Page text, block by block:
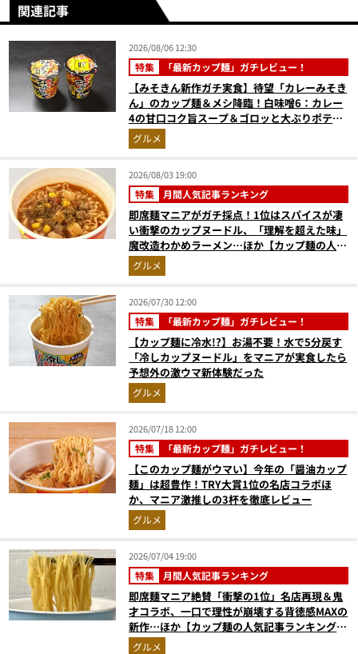
関連記事
2026/08/06 12:30
特集 「最新カップ麺」ガチレビュー！
【みそきん新作ガチ実食】待望「カレーみそき
ん」のカップ麺＆メシ降臨！白味噌6：カレー
4の甘口コク旨スープ＆ゴロッと大ぶりポテト
に歓喜
グルメ
2026/08/03 19:00
特集 月間人気記事ランキング
即席麺マニアがガチ採点！1位はスパイスが凄
い衝撃のカップヌードル、「理解を超えた味」
魔改造わかめラーメン…ほか【カップ麺の人気
記事ランキングベスト3】（2026年6月版）
グルメ
2026/07/30 12:00
特集 「最新カップ麺」ガチレビュー！
【カップ麺に冷水!?】お湯不要！水で5分戻す
「冷しカップヌードル」をマニアが実食したら
予想外の激ウマ新体験だった
グルメ
2026/07/18 12:00
特集 「最新カップ麺」ガチレビュー！
【このカップ麺がウマい】今年の「醤油カップ
麺」は超豊作！TRY大賞1位の名店コラボほ
か、マニア激推しの3杯を徹底レビュー
グルメ
2026/07/04 19:00
特集 月間人気記事ランキング
即席麺マニア絶賛「衝撃の1位」名店再現＆鬼
才コラボ、一口で理性が崩壊する背徳感MAXの
新作…ほか【カップ麺の人気記事ランキングベ
スト3】（2026年5月版）
グルメ